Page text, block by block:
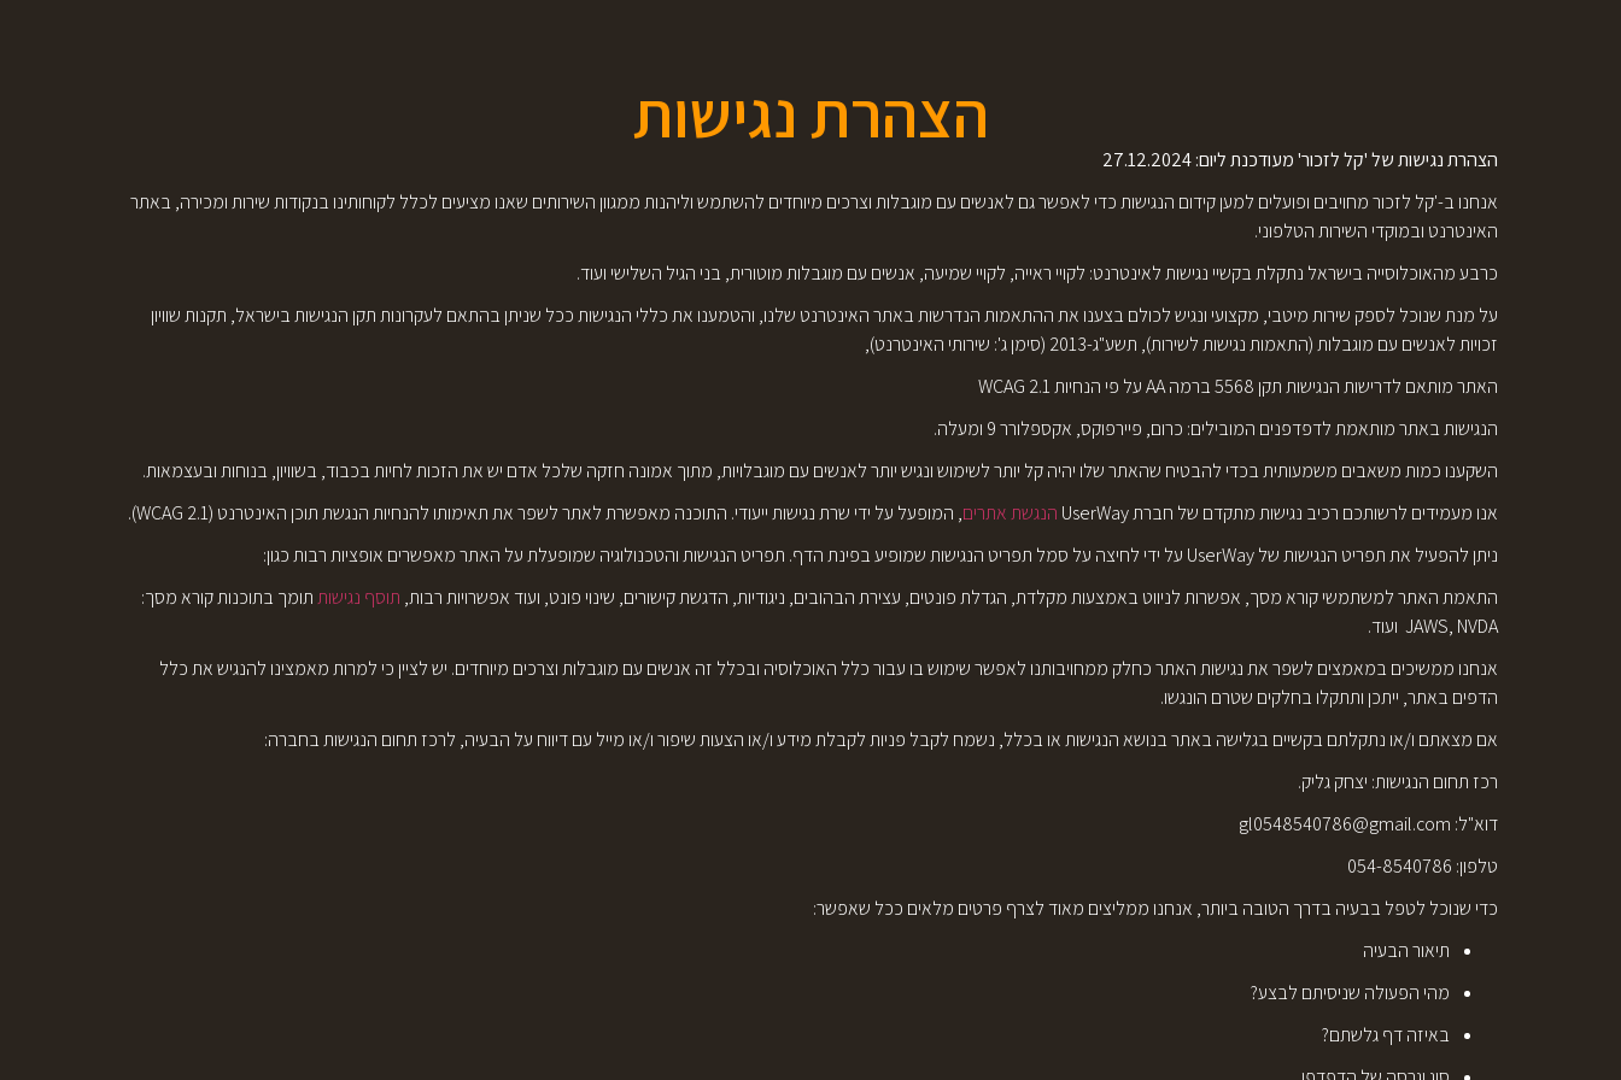
הצהרת נגישות
הצהרת נגישות של 'קל לזכור' מעודכנת ליום: 27.12.2024
אנחנו ב-'קל לזכור מחויבים ופועלים למען קידום הנגישות כדי לאפשר גם לאנשים עם מוגבלות וצרכים מיוחדים להשתמש וליהנות ממגוון השירותים שאנו מציעים לכלל לקוחותינו בנקודות שירות ומכירה, באתר
האינטרנט ובמוקדי השירות הטלפוני.
כרבע מהאוכלוסייה בישראל נתקלת בקשיי נגישות לאינטרנט: לקויי ראייה, לקויי שמיעה, אנשים עם מוגבלות מוטורית, בני הגיל השלישי ועוד.
על מנת שנוכל לספק שירות מיטבי, מקצועי ונגיש לכולם בצענו את ההתאמות הנדרשות באתר האינטרנט שלנו, והטמענו את כללי הנגישות ככל שניתן בהתאם לעקרונות תקן הנגישות בישראל, תקנות שוויון
זכויות לאנשים עם מוגבלות (התאמות נגישות לשירות), תשע"ג-2013 (סימן ג': שירותי האינטרנט),
האתר מותאם לדרישות הנגישות תקן 5568 ברמה AA על פי הנחיות WCAG 2.1
הנגישות באתר מותאמת לדפדפנים המובילים: כרום, פיירפוקס, אקספלורר 9 ומעלה.
השקענו כמות משאבים משמעותית בכדי להבטיח שהאתר שלו יהיה קל יותר לשימוש ונגיש יותר לאנשים עם מוגבלויות, מתוך אמונה חזקה שלכל אדם יש את הזכות לחיות בכבוד, בשוויון, בנוחות ובעצמאות.
אנו מעמידים לרשותכם רכיב נגישות מתקדם של חברת UserWay
הנגשת אתרים, המופעל על ידי שרת נגישות ייעודי. התוכנה מאפשרת לאתר לשפר את תאימותו להנחיות הנגשת תוכן האינטרנט (WCAG 2.1).
ניתן להפעיל את תפריט הנגישות של UserWay על ידי לחיצה על סמל תפריט הנגישות שמופיע בפינת הדף. תפריט הנגישות והטכנולוגיה שמופעלת על האתר מאפשרים אופציות רבות כגון:
התאמת האתר למשתמשי קורא מסך, אפשרות לניווט באמצעות מקלדת, הגדלת פונטים, עצירת הבהובים, ניגודיות, הדגשת קישורים, שינוי פונט, ועוד אפשרויות רבות, תוסף נגישותתומך בתוכנות קורא מסך:
JAWS, NVDA ועוד.
אנחנו ממשיכים במאמצים לשפר את נגישות האתר כחלק ממחויבותנו לאפשר שימוש בו עבור כלל האוכלוסיה ובכלל זה אנשים עם מוגבלות וצרכים מיוחדים. יש לציין כי למרות מאמצינו להנגיש את כלל
הדפים באתר, ייתכן ותתקלו בחלקים שטרם הונגשו.
אם מצאתם ו/או נתקלתם בקשיים בגלישה באתר בנושא הנגישות או בכלל, נשמח לקבל פניות לקבלת מידע ו/או הצעות שיפור ו/או מייל עם דיווח על הבעיה, לרכז תחום הנגישות בחברה:
רכז תחום הנגישות: יצחק גליק.
דוא"ל: gl0548540786@gmail.com
טלפון: 054-8540786
כדי שנוכל לטפל בבעיה בדרך הטובה ביותר, אנחנו ממליצים מאוד לצרף פרטים מלאים ככל שאפשר:
תיאור הבעיה
מהי הפעולה שניסיתם לבצע?
באיזה דף גלשתם?